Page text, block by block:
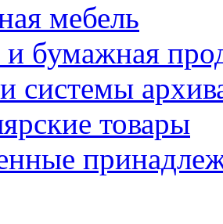
мебель
и бумажная
системы
товары